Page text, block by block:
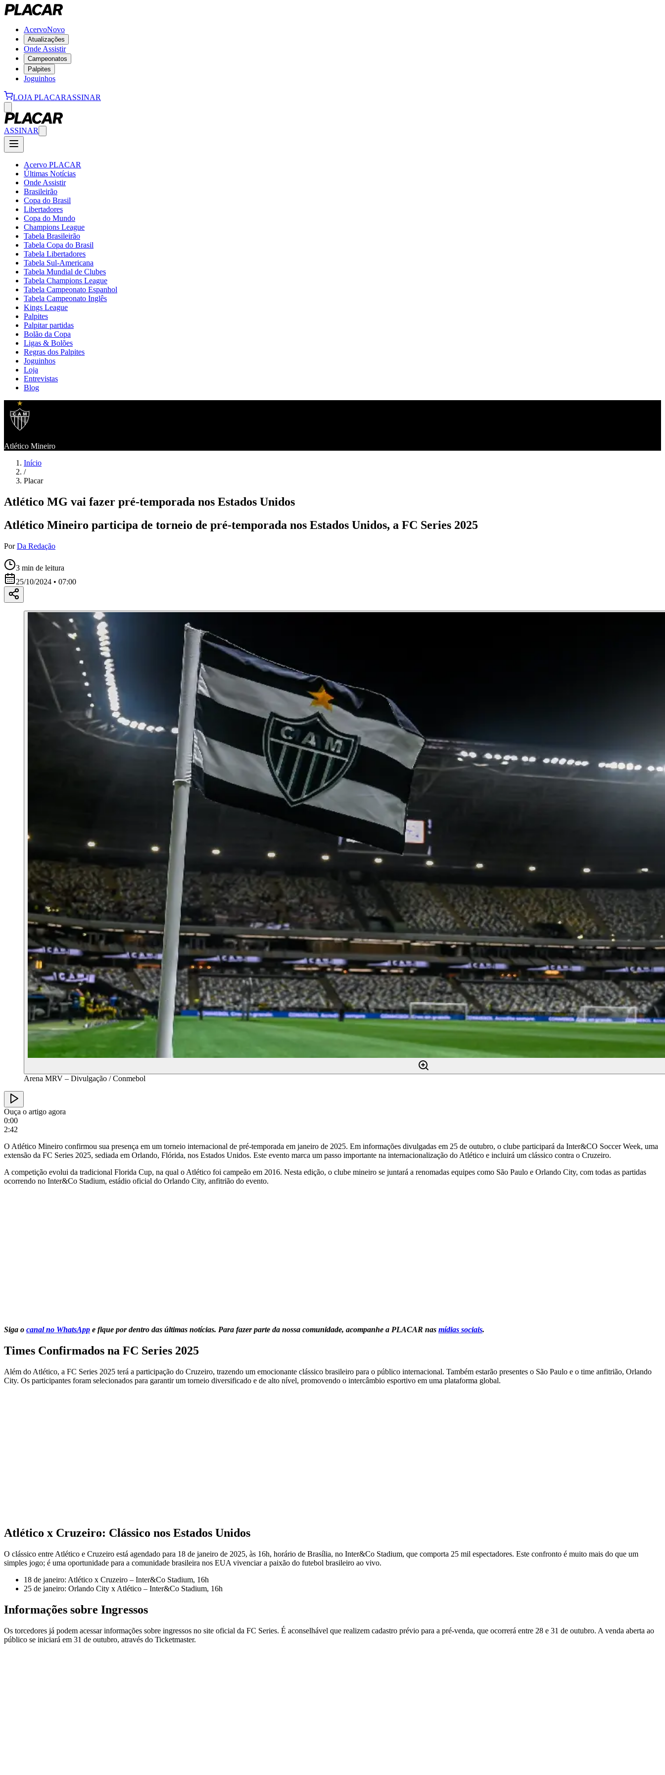
AcervoNovo
Atualizações
Onde Assistir
Campeonatos
Palpites
Joguinhos
LOJA PLACARASSINAR
ASSINAR
Acervo PLACAR
Últimas Notícias
Onde Assistir
Brasileirão
Copa do Brasil
Libertadores
Copa do Mundo
Champions League
Tabela Brasileirão
Tabela Copa do Brasil
Tabela Libertadores
Tabela Sul-Americana
Tabela Mundial de Clubes
Tabela Champions League
Tabela Campeonato Espanhol
Tabela Campeonato Inglês
Kings League
Palpites
Palpitar partidas
Bolão da Copa
Ligas & Bolões
Regras dos Palpites
Joguinhos
Loja
Entrevistas
Blog
Atlético Mineiro
Início
/
Placar
Atlético MG vai fazer pré-temporada nos Estados Unidos
Atlético Mineiro participa de torneio de pré-temporada nos Estados Unidos, a FC Series 2025
Por Da Redação
3 min de leitura
25/10/2024 • 07:00
Arena MRV – Divulgação / Conmebol
Ouça o artigo agora
0:00
2:42
O Atlético Mineiro confirmou sua presença em um torneio internacional de pré-temporada em janeiro de 2025. Em informações divulgadas em 25 de outubro, o clube participará da Inter&CO Soccer Week, uma
extensão da FC Series 2025, sediada em Orlando, Flórida, nos Estados Unidos. Este evento marca um passo importante na internacionalização do Atlético e incluirá um clássico contra o Cruzeiro.
A competição evolui da tradicional Florida Cup, na qual o Atlético foi campeão em 2016. Nesta edição, o clube mineiro se juntará a renomadas equipes como São Paulo e Orlando City, com todas as partidas
ocorrendo no Inter&Co Stadium, estádio oficial do Orlando City, anfitrião do evento.
Siga o canal no WhatsApp e fique por dentro das últimas notícias. Para fazer parte da nossa comunidade, acompanhe a PLACAR nas mídias sociais.
Times Confirmados na FC Series 2025
Além do Atlético, a FC Series 2025 terá a participação do Cruzeiro, trazendo um emocionante clássico brasileiro para o público internacional. Também estarão presentes o São Paulo e o time anfitrião, Orlando
City. Os participantes foram selecionados para garantir um torneio diversificado e de alto nível, promovendo o intercâmbio esportivo em uma plataforma global.
Atlético x Cruzeiro: Clássico nos Estados Unidos
O clássico entre Atlético e Cruzeiro está agendado para 18 de janeiro de 2025, às 16h, horário de Brasília, no Inter&Co Stadium, que comporta 25 mil espectadores. Este confronto é muito mais do que um
simples jogo; é uma oportunidade para a comunidade brasileira nos EUA vivenciar a paixão do futebol brasileiro ao vivo.
18 de janeiro: Atlético x Cruzeiro – Inter&Co Stadium, 16h
25 de janeiro: Orlando City x Atlético – Inter&Co Stadium, 16h
Informações sobre Ingressos
Os torcedores já podem acessar informações sobre ingressos no site oficial da FC Series. É aconselhável que realizem cadastro prévio para a pré-venda, que ocorrerá entre 28 e 31 de outubro. A venda aberta ao
público se iniciará em 31 de outubro, através do Ticketmaster.